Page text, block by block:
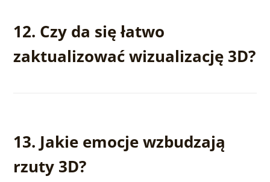
12. Czy da się łatwo
zaktualizować wizualizację 3D?
13. Jakie emocje wzbudzają
rzuty 3D?